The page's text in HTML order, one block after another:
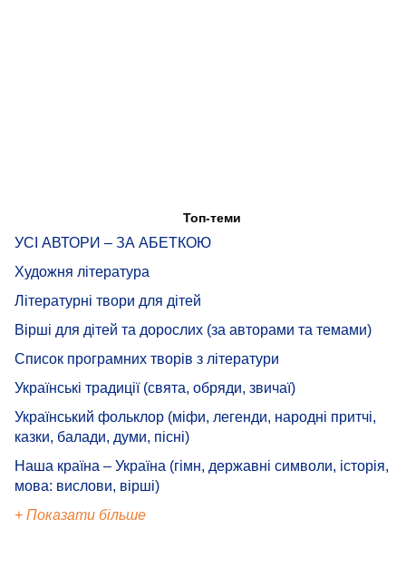
Топ-теми
УСІ АВТОРИ – ЗА АБЕТКОЮ
Художня література
Літературні твори для дітей
Вірші для дітей та дорослих (за авторами та темами)
Список програмних творів з літератури
Українські традиції (свята, обряди, звичаї)
Український фольклор (міфи, легенди, народні притчі,
казки, балади, думи, пісні)
Наша країна – Україна (гімн, державні символи, історія,
мова: вислови, вірші)
+ Показати більше